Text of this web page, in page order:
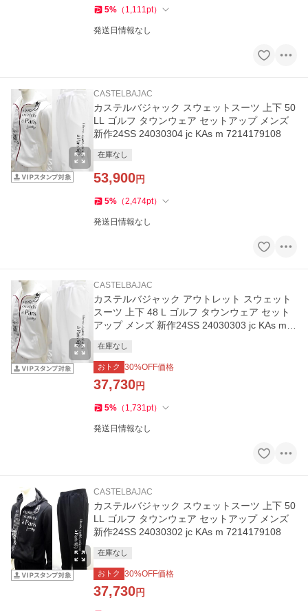
5% （ 1,111pt）
発送日情報なし
CASTELBAJAC
カステルバジャック スウェットスーツ 上下 50
LL ゴルフ タウンウェア セットアップ メンズ
新作24SS 24030304 jc KAs m 7214179108
在庫なし
53,900円
5% （2,474pt）
発送日情報なし
CASTELBAJAC
カステルバジャック アウトレット スウェット
スーツ 上下 48 L ゴルフ タウンウェア セット
アップ メンズ 新作24SS 24030303 jc KAs m 7
在庫なし
おトク 30%OFF価格
37,730円
5% （ 1,731pt）
発送日情報なし
CASTELBAJAC
カステルバジャック スウェットスーツ 上下 50
LL ゴルフ タウンウェア セットアップ メンズ
新作24SS 24030302 jc KAs m 7214179108
在庫なし
おトク 30%OFF価格
37,730円